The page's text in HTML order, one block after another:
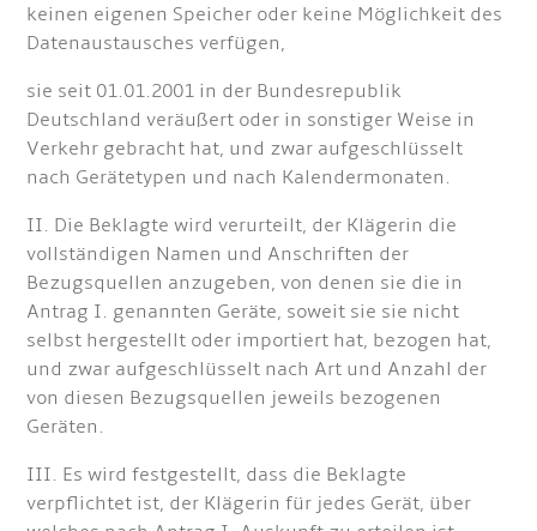
keinen eigenen Speicher oder keine Möglichkeit des
Datenaustausches verfügen,
sie seit 01.01.2001 in der Bundesrepublik
Deutschland veräußert oder in sonstiger Weise in
Verkehr gebracht hat, und zwar aufgeschlüsselt
nach Gerätetypen und nach Kalendermonaten.
II. Die Beklagte wird verurteilt, der Klägerin die
vollständigen Namen und Anschriften der
Bezugsquellen anzugeben, von denen sie die in
Antrag I. genannten Geräte, soweit sie sie nicht
selbst hergestellt oder importiert hat, bezogen hat,
und zwar aufgeschlüsselt nach Art und Anzahl der
von diesen Bezugsquellen jeweils bezogenen
Geräten.
III. Es wird festgestellt, dass die Beklagte
verpflichtet ist, der Klägerin für jedes Gerät, über